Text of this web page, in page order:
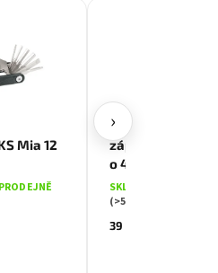
Mia 12
záplaty FERDUS
o 46 mm, balení
SKLADEM NA
(>5 KS)
39 Kč
›